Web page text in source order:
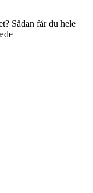
Sådan får du hele